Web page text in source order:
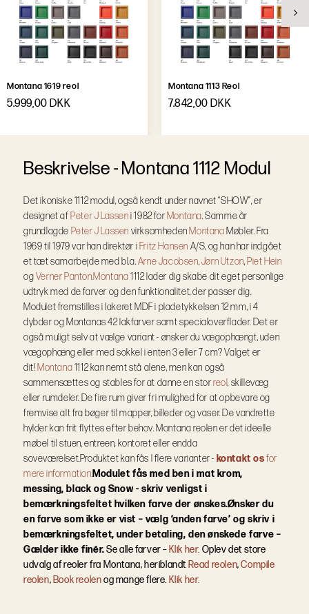
Montana 1619 reol
5.999,00 DKK
Montana 1113 Reol
7.842,00 DKK
Beskrivelse-Montana 1112 Modul
Det ikoniske 1112 modul, også kendt under navnet “SHOW”, er
designet af Peter J Lasseni 1982 for Montana. Samme år
grundlagde Peter J Lassen virksomheden Montana Møbler. Fra
1969 til 1979 var han direktør i Fritz Hansen A/S, og han har indgået
et tæt samarbejde med bl.a.Arne Jacobsen,Jørn Utzon,Piet Hein
ogVerner Panton.Montana1112 lader dig skabe dit eget personlige
udtryk med de farver og den funktionalitet, der passer dig.
Modulet fremstilles i lakeret MDF i pladetykkelsen 12 mm, i 4
dybder og Montanas 42 lakfarver samt specialoverflader. Det er
også muligt selv at vælge variant - ønsker du vægophængt, uden
vægophæng eller med sokkel i enten 3 eller 7 cm? Valget er
dit! Montana1112 kan nemt stå alene, men kan også
sammensættes og stables for at danne en storreol, skillevæg
eller rumdeler. De fire rum giver fri mulighed for at opbevare og
fremvise alt fra bøger til mapper, billeder og vaser. De vandrette
hylder kan frit flyttes efter behov. Montana reolen er det ideelle
møbel til stuen, entreen, kontoret eller endda
soveværelset.Produktet kan fås I flere varianter - kontakt osfor
mere information.Modulet fås med ben i mat krom,
messing, black og Snow - skriv venligst i
bemærkningsfeltet hvilken farve der ønskes.Ønsker du
en farve som ikke er vist – vælg ‘anden farve’ og skriv i
bemærkningsfeltet, under betaling, den ønskede farve –
Gælder ikke finér.Se alle farver – Klik her. Oplev det store
udvalg af reoler fra Montana, heriblandt Read reolen,Compile
reolen, Book reolenog mange flere. Klik her.